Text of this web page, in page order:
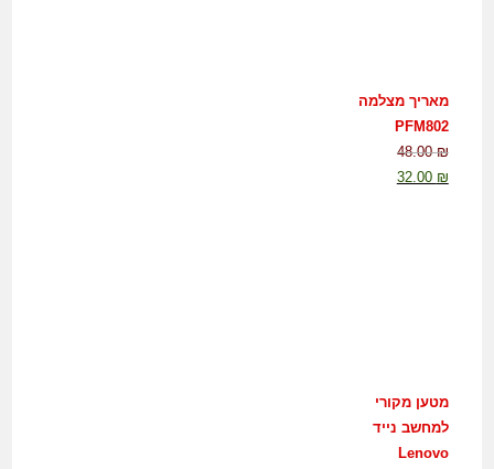
מאריך מצלמה
PFM802
48.00₪
32.00 ₪
מטען מקורי
למחשב נייד
Lenovo